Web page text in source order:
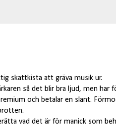
skattkista att gräva musik ur.
så det blir bra ljud, men har
och betalar en slant.
vad det är för manick som